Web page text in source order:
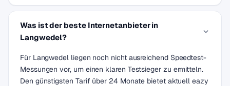
Was ist der beste Internetanbieter in
Langwedel?
Für Langwedel liegen noch nicht ausreichend Speedtest-
Messungen vor, um einen klaren Testsieger zu ermitteln.
Den günstigsten Tarif über 24 Monate bietet aktuell eazy